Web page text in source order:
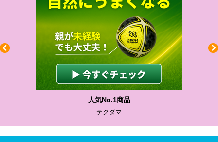
わかりやすい質問に沿って書ける
サカイクサッカーノート